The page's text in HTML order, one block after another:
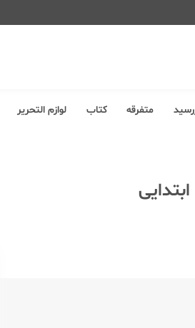
متفرقه کتاب لوازم التحریر